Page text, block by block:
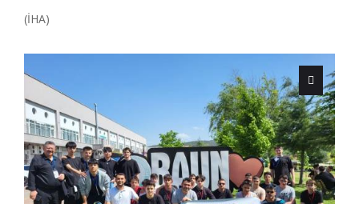
(İHA)